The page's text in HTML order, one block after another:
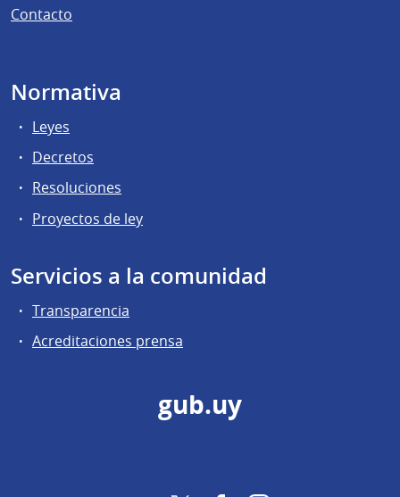
Contacto
Normativa
Leyes
Decretos
Resoluciones
Proyectos de ley
Servicios a la comunidad
Transparencia
Acreditaciones prensa
gub.uy